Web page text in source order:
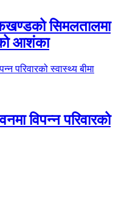
सिमलतालमा
आशंका
विपन्न परिवारको